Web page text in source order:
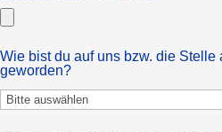
Wie bist du auf uns bzw. die Stelle
geworden?